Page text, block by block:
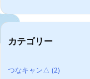
カテゴリー
つなキャン△ (2)